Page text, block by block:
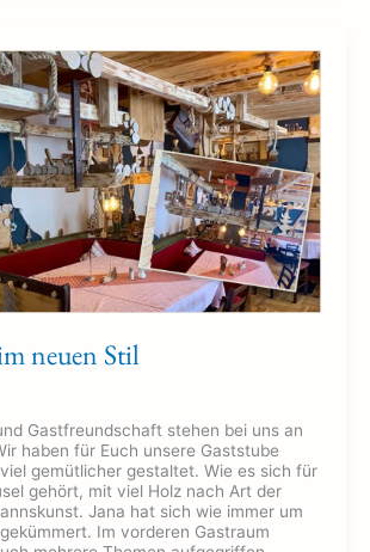
neuen Stil
Gastfreundschaft stehen bei uns an
haben für Euch unsere Gaststube
gemütlicher gestaltet. Wie es sich für
gehört, mit viel Holz nach Art der
Jana hat sich wie immer um
Im vorderen Gastraum